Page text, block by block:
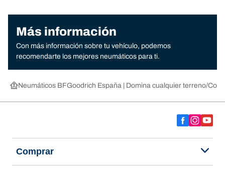
Más información
Con más información sobre tu vehículo, podemos
recomendarte los mejores neumáticos para ti.
Neumáticos BFGoodrich España | Domina cualquier terreno
Comprar